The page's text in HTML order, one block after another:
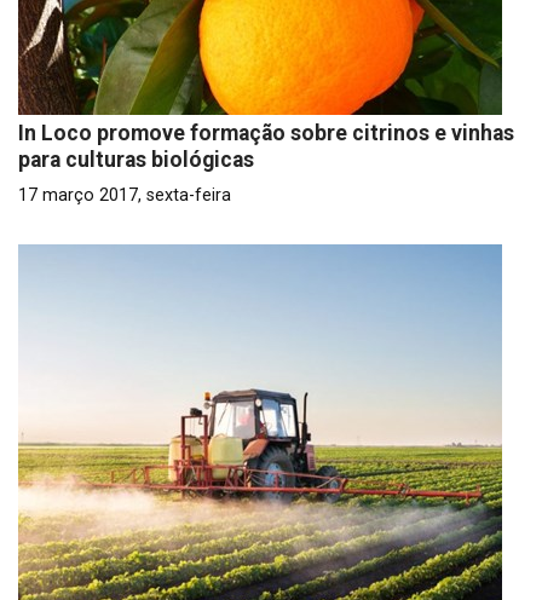
In Loco promove formação sobre citrinos e vinhas
para culturas biológicas
17 março 2017, sexta-feira